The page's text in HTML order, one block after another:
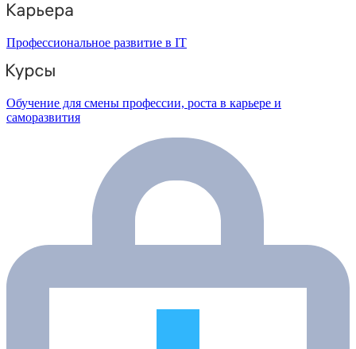
Профессиональное развитие в IT
Обучение для смены профессии, роста в карьере и
саморазвития